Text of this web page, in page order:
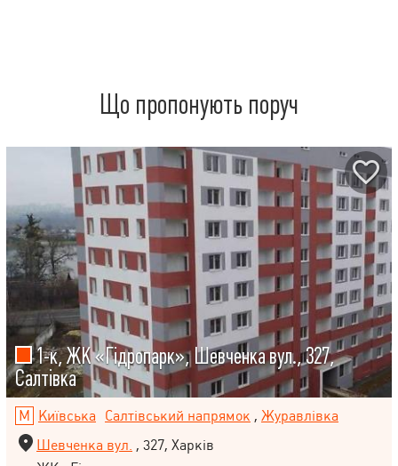
Що пропонують поруч
1-к, ЖК «Гідропарк», Шевченка вул., 327,
Салтівка
Київська Салтівський напрямок , Журавлівка
Шевченка вул. , 327, Харків